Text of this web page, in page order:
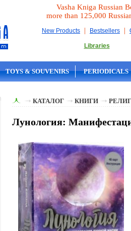
Vasha Kniga Russian
more than 125,000
New Products | Bestsellers |
Libraries
TOYS & SOUVENIRS PERIODICALS
КАТАЛОГ КНИГИ
Лунология: